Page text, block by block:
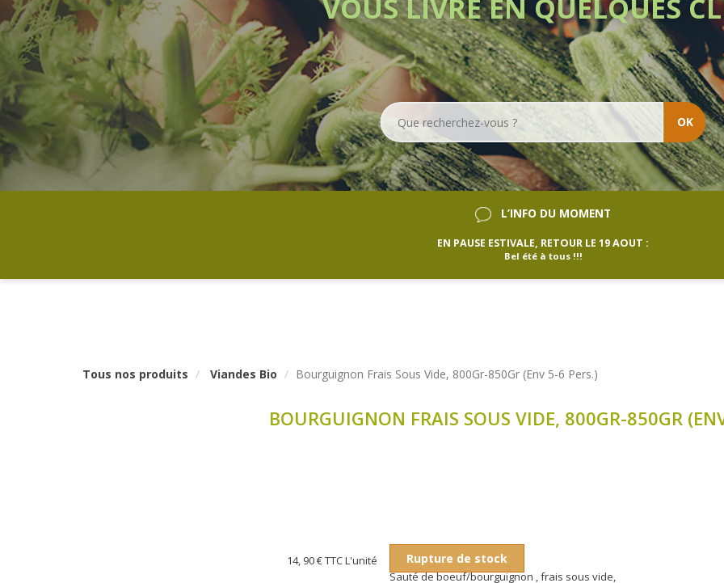
OK
L’INFO DU MOMENT
EN PAUSE ESTIVALE, RETOUR LE 19 AOUT :
Bel été à tous !!!
Tous nos produits Viandes Bio Bourguignon Frais Sous Vide, 800Gr-850Gr (Env 5-6 Pers.)
BOURGUIGNON FRAIS SOUS VIDE, 800GR-850GR
14, 90 €TTC L'unité Rupture de stock
Sauté de boeuf/bourguignon , frais sous vide,